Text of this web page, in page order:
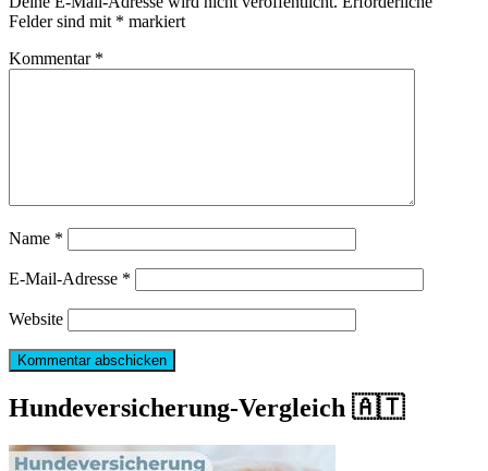
Felder sind mit * markiert
Kommentar *
Name *
E-Mail-Adresse *
Website
Hundeversicherung-Vergleich 🇦🇹